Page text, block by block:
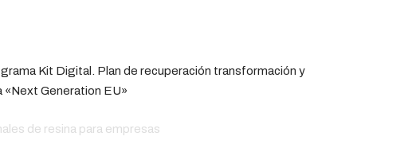
Kit Digital. Plan de recuperación transformación y
«Next Generation EU»
de resina para empresas